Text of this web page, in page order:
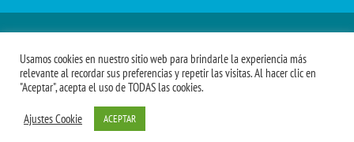
Menús Grupos 2023 Menú APV Encarga tu almuerzo
Comidas APM
Usamos cookies en nuestro sitio web para brindarle la experiencia más
relevante al recordar sus preferencias y repetir las visitas. Al hacer clic en
"Aceptar", acepta el uso de TODAS las cookies.
Ajustes Cookie ACEPTAR